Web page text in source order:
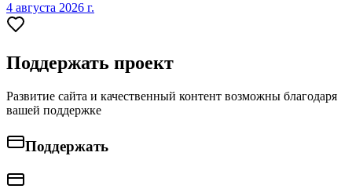
4 августа 2026 г.
Поддержать проект
Развитие сайта и качественный контент возможны благодаря
вашей поддержке
Поддержать